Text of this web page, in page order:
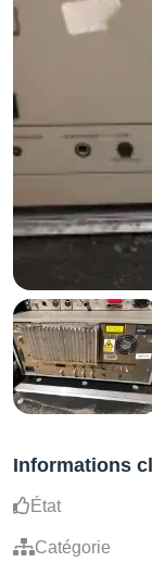
Informations
État
Catégorie